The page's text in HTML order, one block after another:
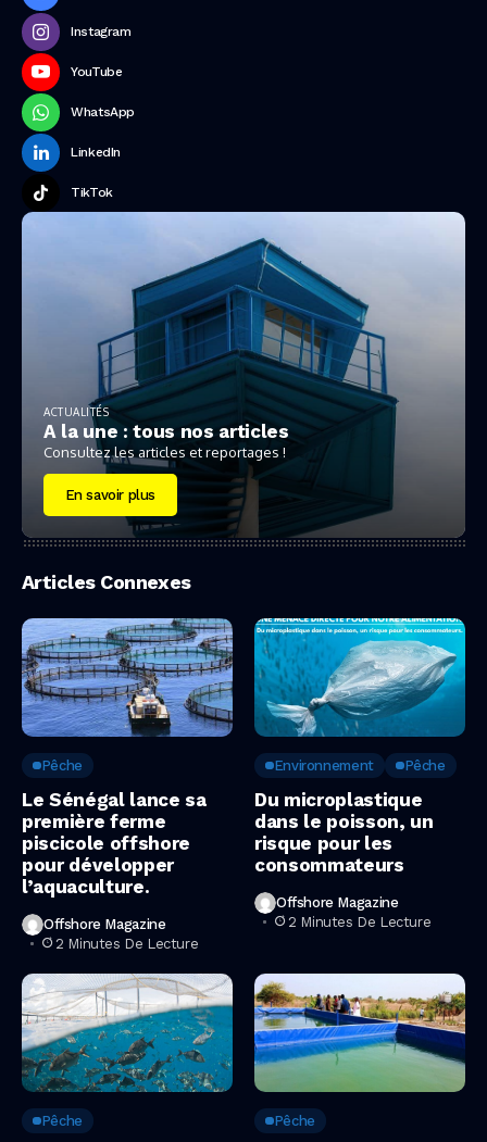
Instagram
YouTube
WhatsApp
LinkedIn
TikTok
ACTUALITÉS
A la une : tous nos articles
Consultez les articles et reportages !
En savoir plus
Articles Connexes
Pêche
Le Sénégal lance sa
première ferme
piscicole offshore
pour développer
l’aquaculture.
Offshore Magazine
2 Minutes De Lecture
Environnement Pêche
Du microplastique
dans le poisson, un
risque pour les
consommateurs
Offshore Magazine
2 Minutes De Lecture
Pêche Pêche